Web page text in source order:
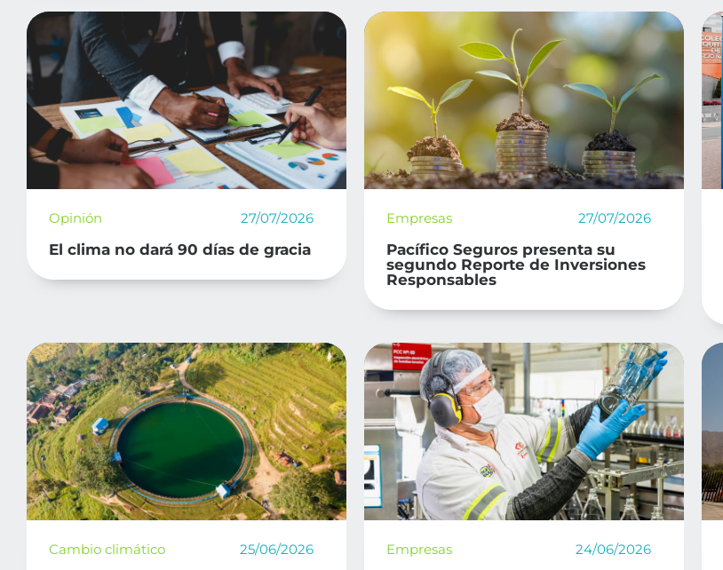
Opinión 27/07/2026
El clima no dará 90 días de gracia
Empresas 27/07/2026
Pacífico Seguros presenta su
segundo Reporte de Inversiones
Responsables
Cambio climático 25/06/2026 Empresas 24/06/2026